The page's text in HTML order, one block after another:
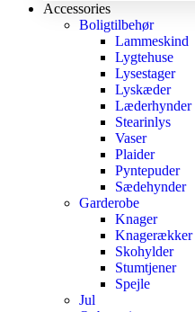
Accessories
Boligtilbehør
Lammeskind
Lygtehuse
Lysestager
Lyskæder
Læderhynder
Stearinlys
Vaser
Plaider
Pyntepuder
Sædehynder
Garderobe
Knager
Knagerækker
Skohylder
Stumtjener
Spejle
Jul